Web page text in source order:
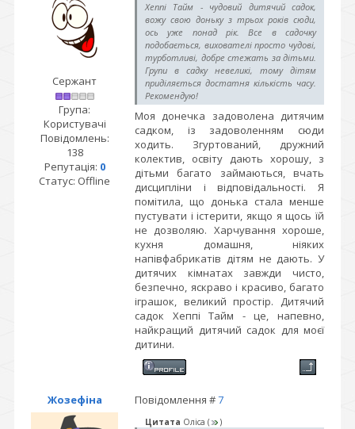
Сержант
Група:
Користувачі
Повідомлень:
138
Репутація: 0
Статус: Offline
Хеппі Тайм - чудовий дитячий садок,
вожу свою доньку з трьох років сюди,
ось уже понад рік. Все в садочку
подобається, вихователі просто чудові,
турботливі, добре стежать за дітьми.
Групи в садку невеликі, тому дітям
приділяється достатня кількість часу.
Рекомендую!
Моя донечка задоволена дитячим
садком, із задоволенням сюди
ходить. Згуртований, дружний
колектив, освіту дають хорошу, з
дітьми багато займаються, вчать
дисципліни і відповідальності. Я
помітила, що донька стала менше
пустувати і істерити, якщо я щось їй
не дозволяю. Харчування хороше,
кухня домашня, ніяких
напівфабрикатів дітям не дають. У
дитячих кімнатах завжди чисто,
безпечно, яскраво і красиво, багато
іграшок, великий простір. Дитячий
садок Хеппі Тайм - це, напевно,
найкращий дитячий садок для моєї
дитини.
Жозефіна Повідомлення #7
Цитата Оліса ( )